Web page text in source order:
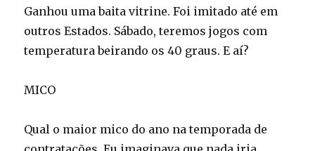
Ganhou uma baita vitrine. Foi imitado até em
outros Estados. Sábado, teremos jogos com
temperatura beirando os 40 graus. E aí?
MICO
Qual o maior mico do ano na temporada de